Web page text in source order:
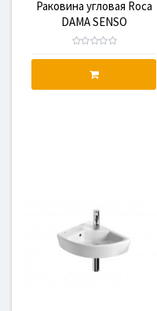
Раковина угловая Roca
DAMA SENSO
COMPACTO 68 см,